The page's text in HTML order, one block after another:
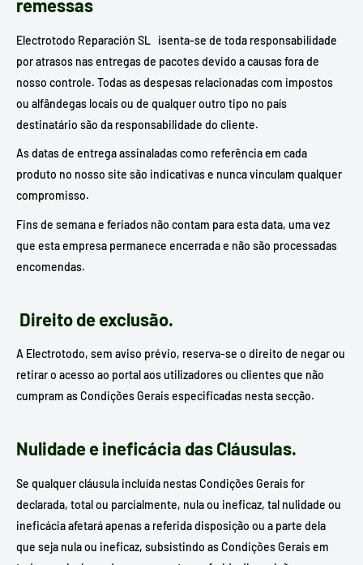
remessas
Electrotodo Reparación SL isenta-se de toda responsabilidade
por atrasos nas entregas de pacotes devido a causas fora de
nosso controle. Todas as despesas relacionadas com impostos
ou alfândegas locais ou de qualquer outro tipo no país
destinatário são da responsabilidade do cliente.
As datas de entrega assinaladas como referência em cada
produto no nosso site são indicativas e nunca vinculam qualquer
compromisso.
Fins de semana e feriados não contam para esta data, uma vez
que esta empresa permanece encerrada e não são processadas
encomendas.
Direito de exclusão.
A Electrotodo, sem aviso prévio, reserva-se o direito de negar ou
retirar o acesso ao portal aos utilizadores ou clientes que não
cumpram as Condições Gerais especificadas nesta secção.
Nulidade e ineficácia das Cláusulas.
Se qualquer cláusula incluída nestas Condições Gerais for
declarada, total ou parcialmente, nula ou ineficaz, tal nulidade ou
ineficácia afetará apenas a referida disposição ou a parte dela
que seja nula ou ineficaz, subsistindo as Condições Gerais em